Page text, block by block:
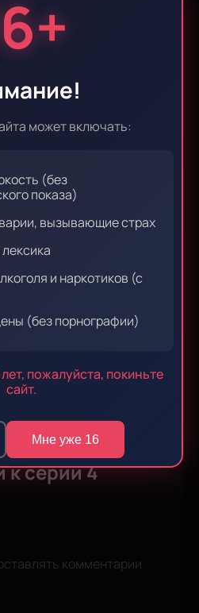
может включать:
(без
показа)
вызывающие страх
и наркотиков (с
(без порнографии)
пожалуйста, покиньте
сайт.
Мне уже 16
Эпизод 10
Эпизод 12
к серии 4
комментарии